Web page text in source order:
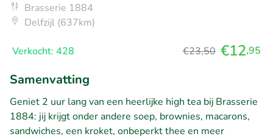
Brasserie 1884
Delfzijl (637km)
Verkocht: 428 €23,50 €12,95
Samenvatting
Geniet 2 uur lang van een heerlijke high tea bij Brasserie
1884: jij krijgt onder andere soep, brownies, macarons,
sandwiches, een kroket, onbeperkt thee en meer